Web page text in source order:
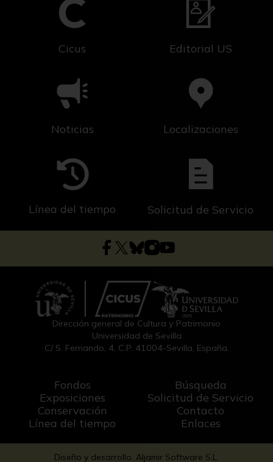
Cicus Editorial US
Noticias Localizaciones
Línea del tiempo Solicitud de Servicio
Dirección general de Cultura y Patrimonio
Universidad de Sevilla
C/ S. Fernando, 4, C.P. 41004-Sevilla, España.
Fondos
Exposiciones
Conservación
Línea del tiempo
Búsqueda
Solicitud de Servicio
Contacto
Enlaces
Diseño y desarrollo: Aljamir Software S.L.